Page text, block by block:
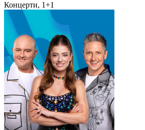
Концерти, 1+1